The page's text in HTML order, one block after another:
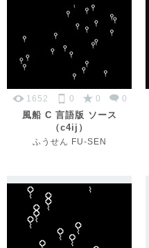
1652 0 0 0
風船 C 言語版 ソース
（c4ij）
ふうせん FU-SEN